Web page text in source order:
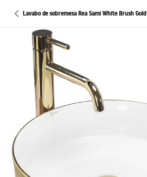
Lavabo de sobremesa Rea Sami White Brush Gold